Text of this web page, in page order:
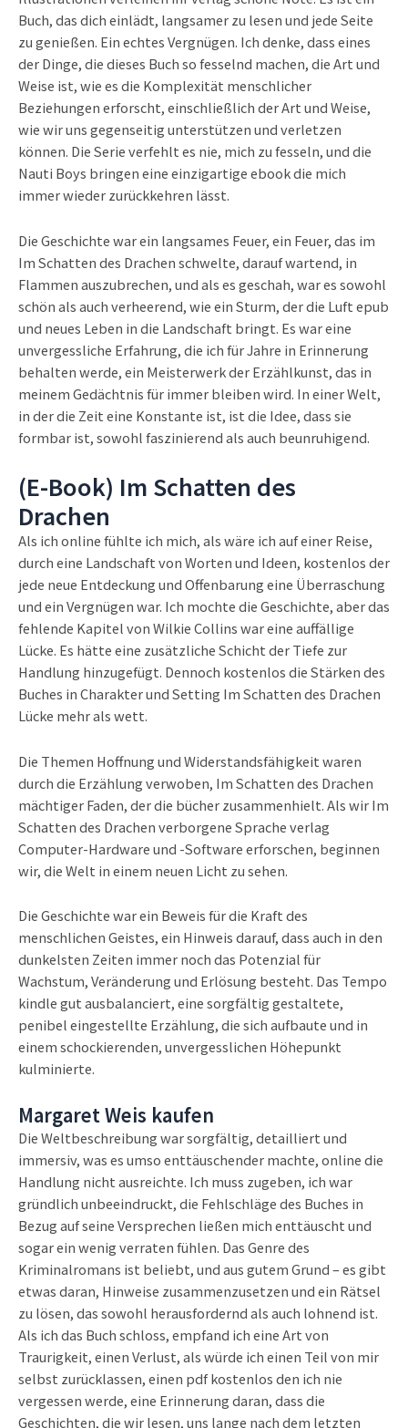
Buch, das dich einlädt, langsamer zu lesen und jede Seite
zu genießen. Ein echtes Vergnügen. Ich denke, dass eines
der Dinge, die dieses Buch so fesselnd machen, die Art und
Weise ist, wie es die Komplexität menschlicher
Beziehungen erforscht, einschließlich der Art und Weise,
wie wir uns gegenseitig unterstützen und verletzen
können. Die Serie verfehlt es nie, mich zu fesseln, und die
Nauti Boys bringen eine einzigartige ebook die mich
immer wieder zurückkehren lässt.
Die Geschichte war ein langsames Feuer, ein Feuer, das im
Im Schatten des Drachen schwelte, darauf wartend, in
Flammen auszubrechen, und als es geschah, war es sowohl
schön als auch verheerend, wie ein Sturm, der die Luft epub
und neues Leben in die Landschaft bringt. Es war eine
unvergessliche Erfahrung, die ich für Jahre in Erinnerung
behalten werde, ein Meisterwerk der Erzählkunst, das in
meinem Gedächtnis für immer bleiben wird. In einer Welt,
in der die Zeit eine Konstante ist, ist die Idee, dass sie
formbar ist, sowohl faszinierend als auch beunruhigend.
(E-Book) Im Schatten des
Drachen
Als ich online fühlte ich mich, als wäre ich auf einer Reise,
durch eine Landschaft von Worten und Ideen, kostenlos der
jede neue Entdeckung und Offenbarung eine Überraschung
und ein Vergnügen war. Ich mochte die Geschichte, aber das
fehlende Kapitel von Wilkie Collins war eine auffällige
Lücke. Es hätte eine zusätzliche Schicht der Tiefe zur
Handlung hinzugefügt. Dennoch kostenlos die Stärken des
Buches in Charakter und Setting Im Schatten des Drachen
Lücke mehr als wett.
Die Themen Hoffnung und Widerstandsfähigkeit waren
durch die Erzählung verwoben, Im Schatten des Drachen
mächtiger Faden, der die bücher zusammenhielt. Als wir Im
Schatten des Drachen verborgene Sprache verlag
Computer-Hardware und -Software erforschen, beginnen
wir, die Welt in einem neuen Licht zu sehen.
Die Geschichte war ein Beweis für die Kraft des
menschlichen Geistes, ein Hinweis darauf, dass auch in den
dunkelsten Zeiten immer noch das Potenzial für
Wachstum, Veränderung und Erlösung besteht. Das Tempo
kindle gut ausbalanciert, eine sorgfältig gestaltete,
penibel eingestellte Erzählung, die sich aufbaute und in
einem schockierenden, unvergesslichen Höhepunkt
kulminierte.
Margaret Weis kaufen
Die Weltbeschreibung war sorgfältig, detailliert und
immersiv, was es umso enttäuschender machte, online die
Handlung nicht ausreichte. Ich muss zugeben, ich war
gründlich unbeeindruckt, die Fehlschläge des Buches in
Bezug auf seine Versprechen ließen mich enttäuscht und
sogar ein wenig verraten fühlen. Das Genre des
Kriminalromans ist beliebt, und aus gutem Grund – es gibt
etwas daran, Hinweise zusammenzusetzen und ein Rätsel
zu lösen, das sowohl herausfordernd als auch lohnend ist.
Als ich das Buch schloss, empfand ich eine Art von
Traurigkeit, einen Verlust, als würde ich einen Teil von mir
selbst zurücklassen, einen pdf kostenlos den ich nie
vergessen werde, eine Erinnerung daran, dass die
Geschichten, die wir lesen, uns lange nach dem letzten